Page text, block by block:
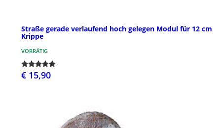
Straße gerade verlaufend hoch gelegen Modul für 12 cm
Krippe
VORRÄTIG
€ 15,90